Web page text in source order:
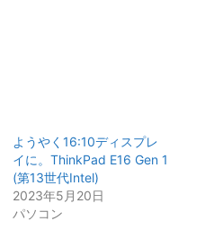
ようやく16:10ディスプレ
イに。ThinkPad E16 Gen 1
(第13世代Intel)
2023年5月20日
パソコン